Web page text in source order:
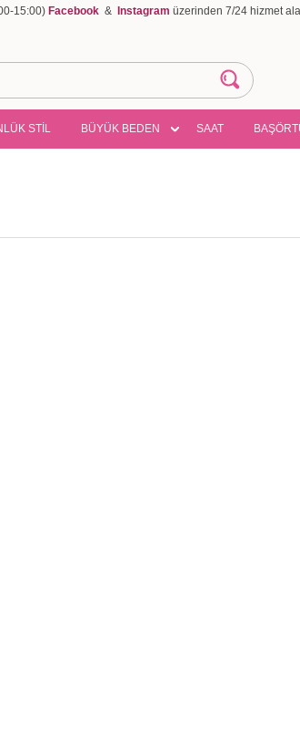
15:00) Facebook & Instagram üzerinden 7/24 hizmet
STİL BÜYÜK BEDEN SAAT